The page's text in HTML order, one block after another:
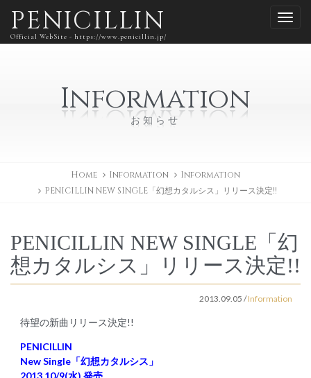
PENICILLIN
Official WebSite - https://www.penicillin.jp/
Information
お知らせ
Home Information
Information
PENICILLIN NEW SINGLE「幻想カタルシス」リリース決定!!
PENICILLIN NEW SINGLE「幻
想カタルシス」リリース決定!!
2013.09.05 /Information
待望の新曲リリース決定!!
PENICILLIN
New Single「幻想カタルシス」
2013.10/9(水) 発売